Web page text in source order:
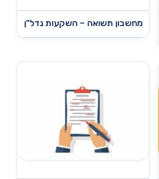
מחשבון תשואה – השקעות נדל"ן